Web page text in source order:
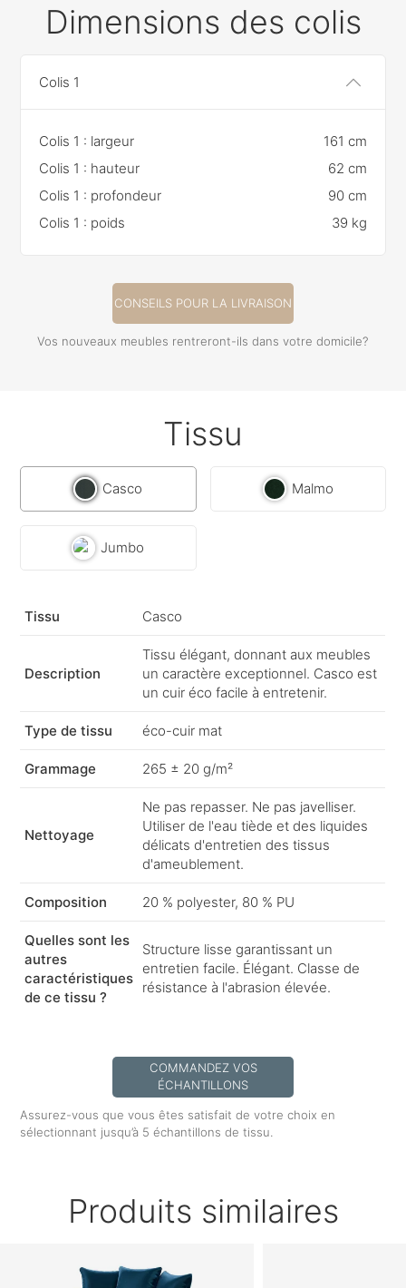
Dimensions des colis
Colis 1
Colis 1 : largeur
161 cm
Colis 1 : hauteur
62 cm
Colis 1 : profondeur
90 cm
Colis 1 : poids
39 kg
CONSEILS POUR LA LIVRAISON
Vos nouveaux meubles rentreront-ils dans votre domicile?
Tissu
Casco Malmo
Jumbo
Tissu Casco
Description
Tissu élégant, donnant aux meubles
un caractère exceptionnel. Casco est
un cuir éco facile à entretenir.
Type de tissu éco-cuir mat
Grammage 265 ± 20 g/m²
Nettoyage
Ne pas repasser. Ne pas javelliser.
Utiliser de l'eau tiède et des liquides
délicats d'entretien des tissus
d'ameublement.
Composition 20 % polyester, 80 % PU
Quelles sont les
autres
caractéristiques
de ce tissu ?
Structure lisse garantissant un
entretien facile. Élégant. Classe de
résistance à l'abrasion élevée.
COMMANDEZ VOS
ÉCHANTILLONS
Assurez-vous que vous êtes satisfait de votre choix en
sélectionnant jusqu’à 5 échantillons de tissu.
Produits similaires